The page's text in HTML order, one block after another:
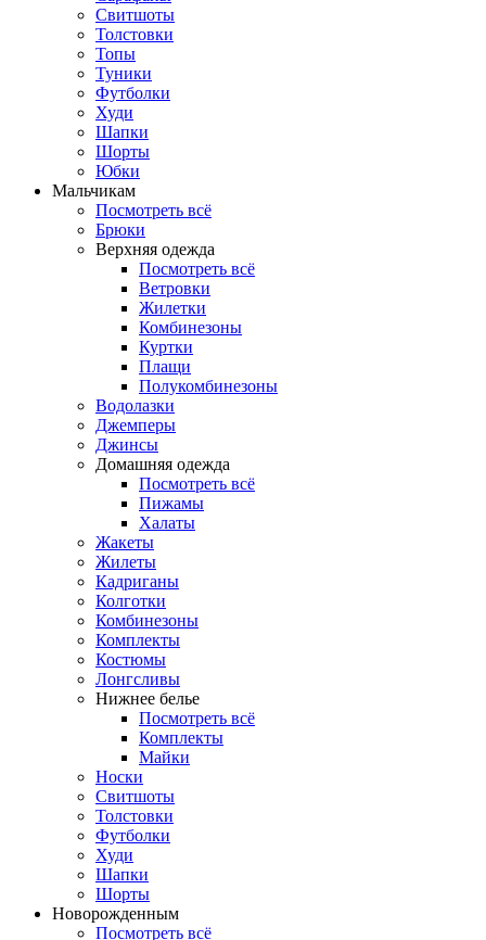
Свитшоты
Толстовки
Топы
Туники
Футболки
Худи
Шапки
Шорты
Юбки
Мальчикам
Посмотреть всё
Брюки
Верхняя одежда
Посмотреть всё
Ветровки
Жилетки
Комбинезоны
Куртки
Плащи
Полукомбинезоны
Водолазки
Джемперы
Джинсы
Домашняя одежда
Посмотреть всё
Пижамы
Халаты
Жакеты
Жилеты
Кадриганы
Колготки
Комбинезоны
Комплекты
Костюмы
Лонгсливы
Нижнее белье
Посмотреть всё
Комплекты
Майки
Носки
Свитшоты
Толстовки
Футболки
Худи
Шапки
Шорты
Новорожденным
Посмотреть всё